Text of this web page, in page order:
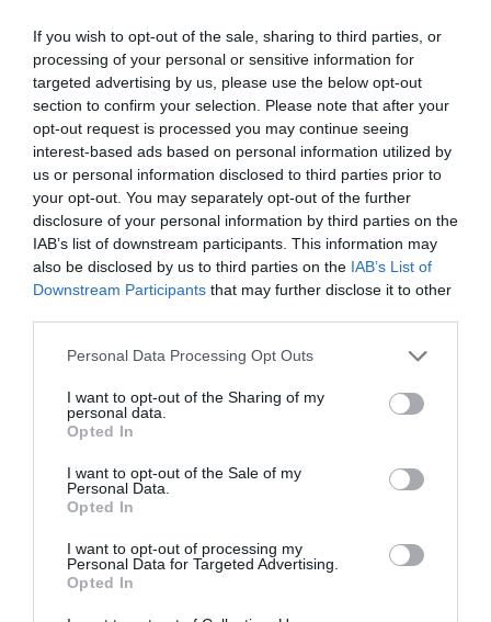
If you wish to opt-out of the sale, sharing to third parties, or
processing of your personal or sensitive information for
targeted advertising by us, please use the below opt-out
section to confirm your selection. Please note that after your
opt-out request is processed you may continue seeing
interest-based ads based on personal information utilized by
us or personal information disclosed to third parties prior to
your opt-out. You may separately opt-out of the further
disclosure of your personal information by third parties on the
IAB’s list of downstream participants. This information may
also be disclosed by us to third parties on the IAB’s List of
Downstream Participants that may further disclose it to other
Please note that this website/app uses one or more Google
not limited to your visit or usage behaviour. You may click to
grant or deny consent to Google and its third-party tags to
use your data for below specified purposes in below Google
consent section.
Personal Data Processing Opt Outs
I want to opt-out of the Sharing of my
personal data.
Opted In
I want to opt-out of the Sale of my
Personal Data.
Opted In
I want to opt-out of processing my
Personal Data for Targeted Advertising.
Opted In
ΑΑΔΕ: Διευκρινίσεις
για τα πρόστιμα σε
παραβάσεις που
αφορούν τους ΦΗΜ
31.07.2026
Σ. Καλαφάτης: «Η
Τεχνητή Νοημοσύνη
δεν είναι απλώς μια
νέα τεχνολογία, είναι
μια νέα βιομηχανική
επανάσταση»
31.07.2026
Νέος οδηγός του ΕΚΤ
για τη χρηματοδότηση
επιχειρήσεων στον
31.07.2026
Η πιο ταξιδιάρικη
βαλίτσα του φετινού
καλοκαιριού έχει την
υπογραφή της Xiaomi
31.07.2026
ΟΛΗ Η ΡΟΗ ΕΙΔΗΣΕΩΝ